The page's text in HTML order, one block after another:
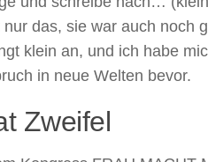
das, sie war auch noch
klein an, und ich habe
in neue Welten bevor.
Zweifel